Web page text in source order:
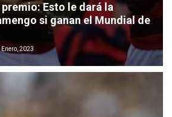
Esto le dará la
si ganan el Mundial de
Enero, 2023